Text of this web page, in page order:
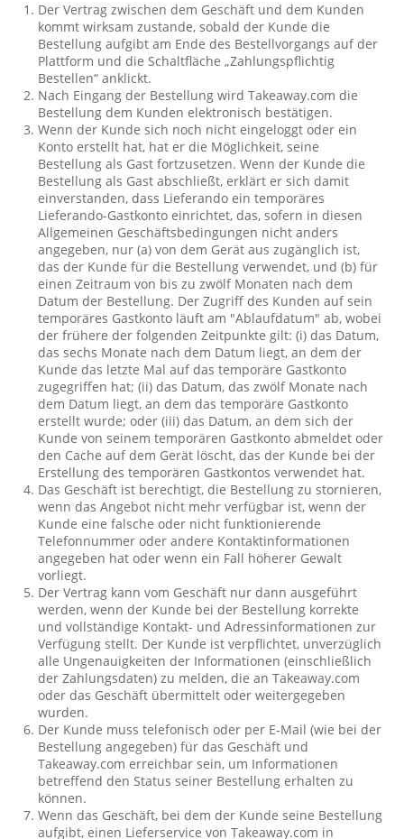
Der Vertrag zwischen dem Geschäft und dem Kunden
kommt wirksam zustande, sobald der Kunde die
Bestellung aufgibt am Ende des Bestellvorgangs auf der
Plattform und die Schaltfläche „Zahlungspflichtig
Bestellen“ anklickt.
Nach Eingang der Bestellung wird Takeaway.com die
Bestellung dem Kunden elektronisch bestätigen.
Wenn der Kunde sich noch nicht eingeloggt oder ein
Konto erstellt hat, hat er die Möglichkeit, seine
Bestellung als Gast fortzusetzen. Wenn der Kunde die
Bestellung als Gast abschließt, erklärt er sich damit
einverstanden, dass Lieferando ein temporäres
Lieferando-Gastkonto einrichtet, das, sofern in diesen
Allgemeinen Geschäftsbedingungen nicht anders
angegeben, nur (a) von dem Gerät aus zugänglich ist,
das der Kunde für die Bestellung verwendet, und (b) für
einen Zeitraum von bis zu zwölf Monaten nach dem
Datum der Bestellung. Der Zugriff des Kunden auf sein
temporäres Gastkonto läuft am "Ablaufdatum" ab, wobei
der frühere der folgenden Zeitpunkte gilt: (i) das Datum,
das sechs Monate nach dem Datum liegt, an dem der
Kunde das letzte Mal auf das temporäre Gastkonto
zugegriffen hat; (ii) das Datum, das zwölf Monate nach
dem Datum liegt, an dem das temporäre Gastkonto
erstellt wurde; oder (iii) das Datum, an dem sich der
Kunde von seinem temporären Gastkonto abmeldet oder
den Cache auf dem Gerät löscht, das der Kunde bei der
Erstellung des temporären Gastkontos verwendet hat.
Das Geschäft ist berechtigt, die Bestellung zu stornieren,
wenn das Angebot nicht mehr verfügbar ist, wenn der
Kunde eine falsche oder nicht funktionierende
Telefonnummer oder andere Kontaktinformationen
angegeben hat oder wenn ein Fall höherer Gewalt
vorliegt.
Der Vertrag kann vom Geschäft nur dann ausgeführt
werden, wenn der Kunde bei der Bestellung korrekte
und vollständige Kontakt- und Adressinformationen zur
Verfügung stellt. Der Kunde ist verpflichtet, unverzüglich
alle Ungenauigkeiten der Informationen (einschließlich
der Zahlungsdaten) zu melden, die an Takeaway.com
oder das Geschäft übermittelt oder weitergegeben
wurden.
Der Kunde muss telefonisch oder per E-Mail (wie bei der
Bestellung angegeben) für das Geschäft und
Takeaway.com erreichbar sein, um Informationen
betreffend den Status seiner Bestellung erhalten zu
können.
Wenn das Geschäft, bei dem der Kunde seine Bestellung
aufgibt, einen Lieferservice von Takeaway.com in